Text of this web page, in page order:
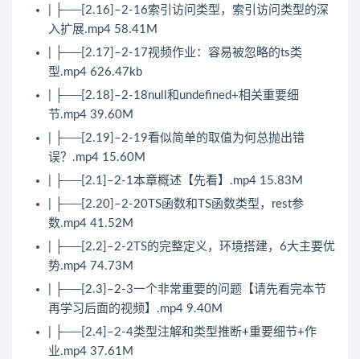
| ├──[2.16]–2-16索引访问类型，索引访问类型的深
入扩展.mp4 58.41M
| ├──[2.17]–2-17视频作业：容易被忽略的ts类
型.mp4 626.47kb
| ├──[2.18]–2-18null和undefined+相关重要细
节.mp4 39.60M
| ├──[2.19]–2-19看似简单的取值为何总抛出错
误？.mp4 15.60M
| ├──[2.1]–2-1本章概述【先看】.mp4 15.83M
| ├──[2.20]–2-20TS函数和TS函数类型，rest参
数.mp4 41.52M
| ├──[2.2]–2-2TS的完整定义，环境搭建，6大主要优
势.mp4 74.73M
| ├──[2.3]–2-3一个非常重要的问题【请先看完本节
再学习后面的视频】.mp4 9.40M
| ├──[2.4]–2-4类型注解和类型推断+重要细节+作
业.mp4 37.61M